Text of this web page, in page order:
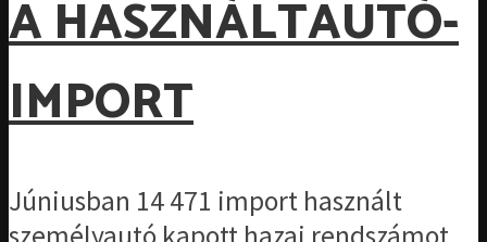
A HASZNÁLTAUTÓ-
IMPORT
Júniusban 14 471 import használt